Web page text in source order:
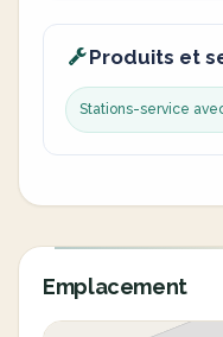
Produits et
Stations-service
Emplacement